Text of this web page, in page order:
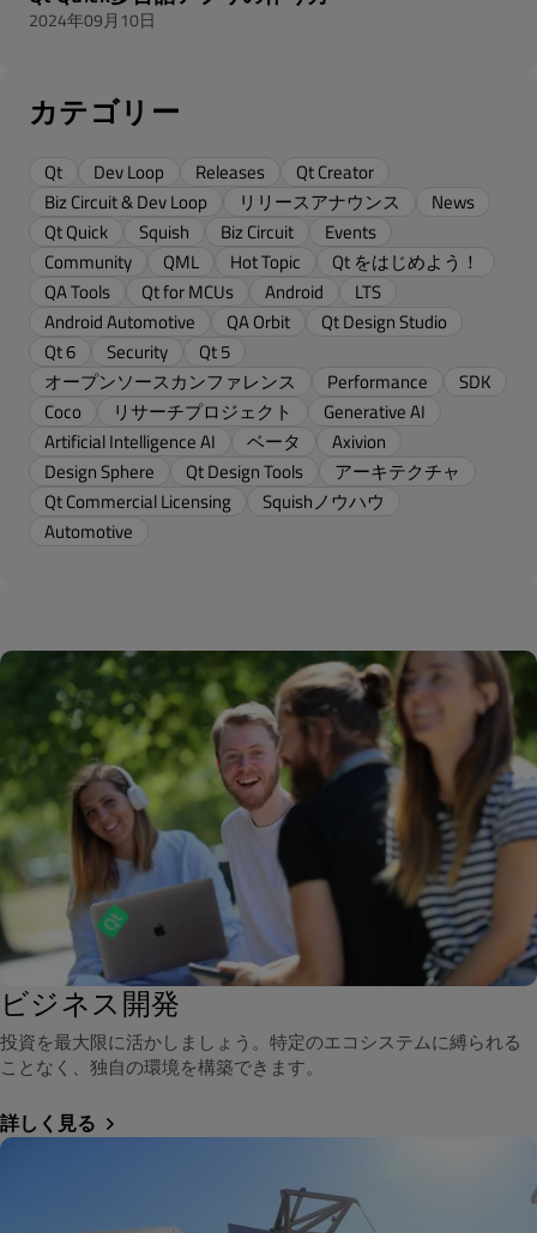
2024年09月10日
カテゴリー
Qt Dev Loop Releases
Qt Creator
Biz Circuit & Dev Loop
リリースアナウンス
News
Qt Quick
Squish Biz Circuit
Events
Community
QML Hot Topic
Qt をはじめよう！
QA Tools
Qt for MCUs Android
LTS
Android Automotive
QA Orbit
Qt Design Studio
Qt 6
Security
Qt 5
オープンソースカンファレンス
Performance
SDK
Coco
リサーチプロジェクト
Generative AI
Artificial Intelligence AI
ベータ
Axivion
Design Sphere
Qt Design Tools
アーキテクチャ
Qt Commercial Licensing
Squishノウハウ
Automotive
ビジネス開発
投資を最大限に活かしましょう。特定のエコシステムに縛られる
ことなく、独自の環境を構築できます。
詳しく見る